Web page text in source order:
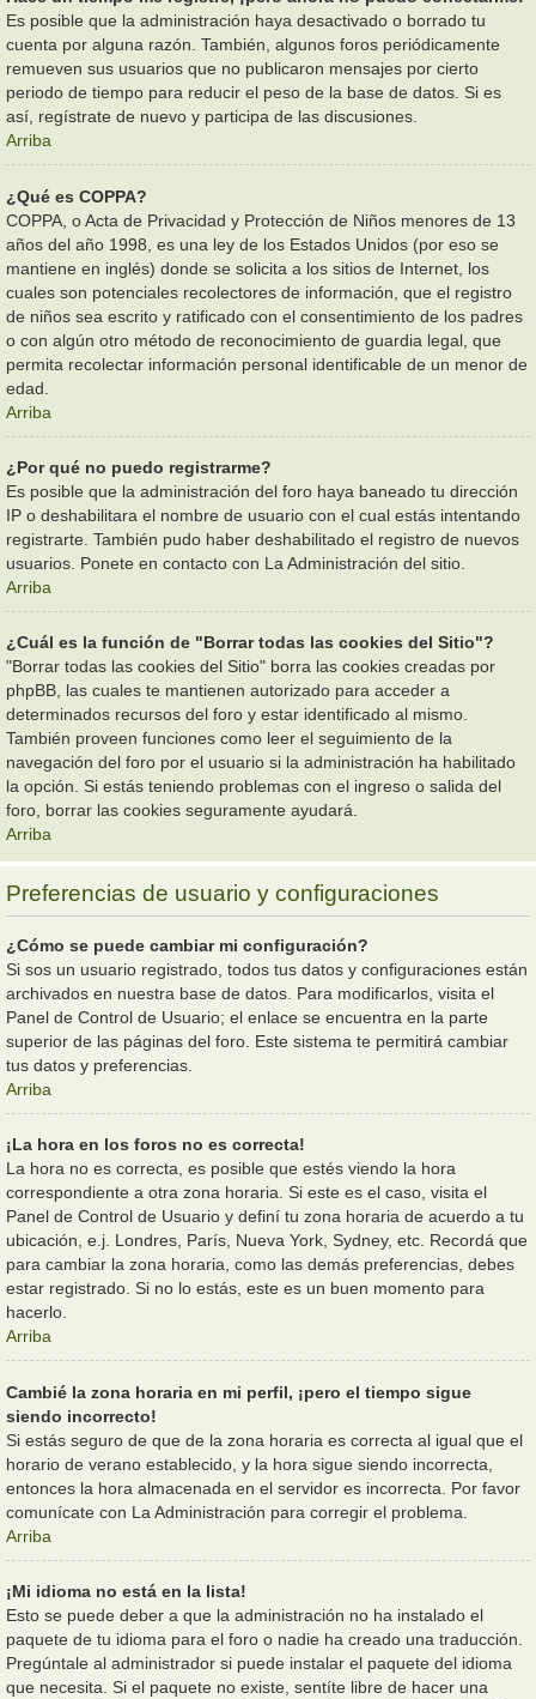
Es posible que la administración haya desactivado o borrado tu
cuenta por alguna razón. También, algunos foros periódicamente
remueven sus usuarios que no publicaron mensajes por cierto
periodo de tiempo para reducir el peso de la base de datos. Si es
así, regístrate de nuevo y participa de las discusiones.
Arriba
¿Qué es COPPA?
COPPA, o Acta de Privacidad y Protección de Niños menores de 13
años del año 1998, es una ley de los Estados Unidos (por eso se
mantiene en inglés) donde se solicita a los sitios de Internet, los
cuales son potenciales recolectores de información, que el registro
de niños sea escrito y ratificado con el consentimiento de los padres
o con algún otro método de reconocimiento de guardia legal, que
permita recolectar información personal identificable de un menor de
edad.
Arriba
¿Por qué no puedo registrarme?
Es posible que la administración del foro haya baneado tu dirección
IP o deshabilitara el nombre de usuario con el cual estás intentando
registrarte. También pudo haber deshabilitado el registro de nuevos
usuarios. Ponete en contacto con La Administración del sitio.
Arriba
¿Cuál es la función de "Borrar todas las cookies del Sitio"?
"Borrar todas las cookies del Sitio" borra las cookies creadas por
phpBB, las cuales te mantienen autorizado para acceder a
determinados recursos del foro y estar identificado al mismo.
También proveen funciones como leer el seguimiento de la
navegación del foro por el usuario si la administración ha habilitado
la opción. Si estás teniendo problemas con el ingreso o salida del
foro, borrar las cookies seguramente ayudará.
Arriba
Preferencias de usuario y configuraciones
¿Cómo se puede cambiar mi configuración?
Si sos un usuario registrado, todos tus datos y configuraciones están
archivados en nuestra base de datos. Para modificarlos, visita el
Panel de Control de Usuario; el enlace se encuentra en la parte
superior de las páginas del foro. Este sistema te permitirá cambiar
tus datos y preferencias.
Arriba
¡La hora en los foros no es correcta!
La hora no es correcta, es posible que estés viendo la hora
correspondiente a otra zona horaria. Si este es el caso, visita el
Panel de Control de Usuario y definí tu zona horaria de acuerdo a tu
ubicación, e.j. Londres, París, Nueva York, Sydney, etc. Recordá que
para cambiar la zona horaria, como las demás preferencias, debes
estar registrado. Si no lo estás, este es un buen momento para
hacerlo.
Arriba
Cambié la zona horaria en mi perfil, ¡pero el tiempo sigue
siendo incorrecto!
Si estás seguro de que de la zona horaria es correcta al igual que el
horario de verano establecido, y la hora sigue siendo incorrecta,
entonces la hora almacenada en el servidor es incorrecta. Por favor
comunícate con La Administración para corregir el problema.
Arriba
¡Mi idioma no está en la lista!
Esto se puede deber a que la administración no ha instalado el
paquete de tu idioma para el foro o nadie ha creado una traducción.
Pregúntale al administrador si puede instalar el paquete del idioma
que necesita. Si el paquete no existe, sentíte libre de hacer una